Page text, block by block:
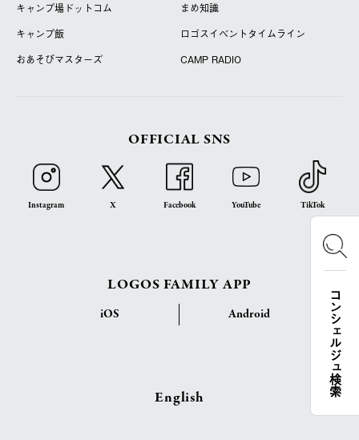
コンシェルジュ検索
キャンプ場ドットコム
まめ知識
キャンプ飯
ロゴスイベントタイムライン
おあそびマスターズ
CAMP RADIO
OFFICIAL SNS
Instagram X Facebook YouTube TikTok
LOGOS FAMILY APP
iOS Android
English